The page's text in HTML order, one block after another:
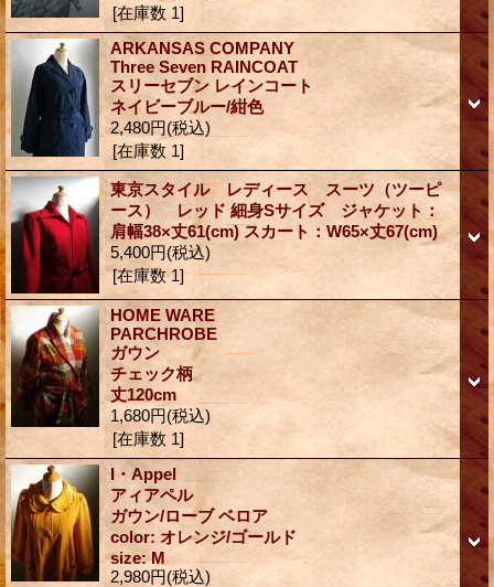
[在庫数 1]
ARKANSAS COMPANY
Three Seven RAINCOAT
スリーセブン レインコート
ネイビーブルー/紺色
2,480円(税込)
[在庫数 1]
東京スタイル レディース スーツ（ツーピ
ース） レッド 細身Sサイズ ジャケット：
肩幅38×丈61(cm) スカート：W65×丈67(cm)
5,400円(税込)
[在庫数 1]
HOME WARE
PARCHROBE
ガウン
チェック柄
丈120cm
1,680円(税込)
[在庫数 1]
I・Appel
アィアペル
ガウン/ローブ ベロア
color: オレンジ/ゴールド
size: M
2,980円(税込)